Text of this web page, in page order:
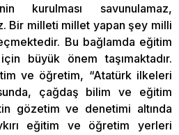
kurulması savunulamaz,
Bir milleti millet yapan şey milli
Bu bağlamda eğitim
büyük önem taşımaktadır.
ve öğretim, “Atatürk ilkeleri
çağdaş bilim ve eğitim
gözetim ve denetimi altında
eğitim ve öğretim yerleri